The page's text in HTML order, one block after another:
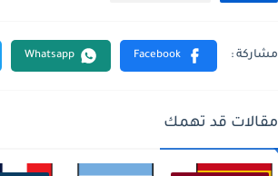
مقالات قد تهمك